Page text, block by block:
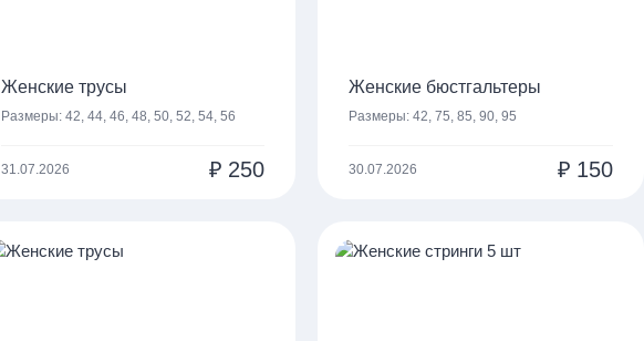
Женские трусы
Размеры: 42, 44, 46, 48, 50, 52, 54, 56
31.07.2026 ₽ 250
Женские бюстгальтеры
Размеры:42, 75, 85, 90, 95
30.07.2026 ₽ 150